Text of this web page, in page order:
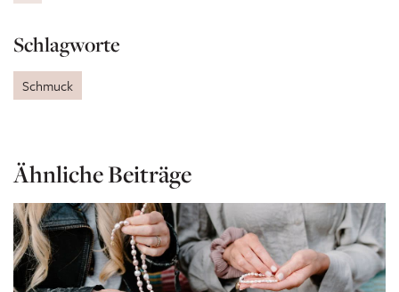
Schlagworte
Schmuck
Ähnliche Beiträge